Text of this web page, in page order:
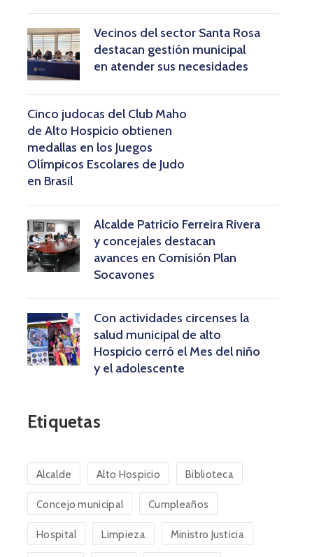
Vecinos del sector Santa Rosa
destacan gestión municipal
en atender sus necesidades
Cinco judocas del Club Maho
de Alto Hospicio obtienen
medallas en los Juegos
Olímpicos Escolares de Judo
en Brasil
Alcalde Patricio Ferreira Rivera
y concejales destacan
avances en Comisión Plan
Socavones
Con actividades circenses la
salud municipal de alto
Hospicio cerró el Mes del niño
y el adolescente
Etiquetas
Alcalde Alto Hospicio Biblioteca
Concejo municipal Cumpleaños
Hospital Limpieza Ministro Justicia